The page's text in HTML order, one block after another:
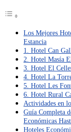
Los Mejores
Estancia
1. Hotel Can
2. Hotel Masía
3. Hotel El
4. Hotel La
5. Hotel Les
6. Hotel Rural
Actividades en
Guía Completa
Económicas
Hoteles